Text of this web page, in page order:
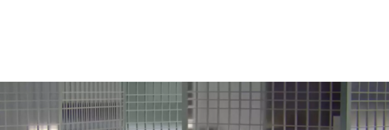
상담을 예약 하거나티파니 다이아몬드 가이드 를 확인해보세요